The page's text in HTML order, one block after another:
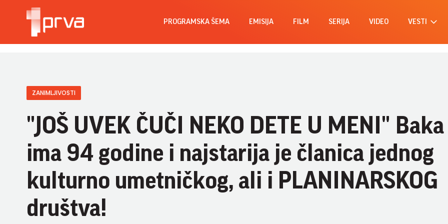
PROGRAMSKA ŠEMA EMISIJA FILM SERIJA VIDEO VESTI
ZANIMLJIVOSTI
"JOŠ UVEK ČUČI NEKO DETE U MENI"
ima 94 godine i najstarija je članica jednog
kulturno umetničkog, ali i PLANINARSKOG
društva!